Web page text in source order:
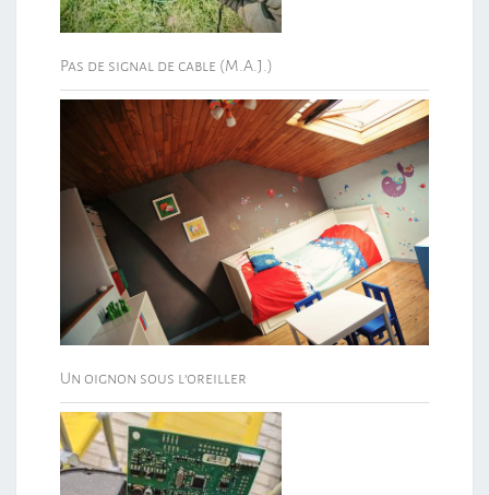
Pas de signal de cable (M.A.J.)
Un oignon sous l’oreiller